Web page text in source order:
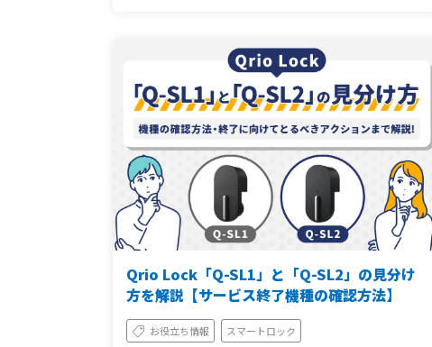
Qrio Lock「Q-SL1」と「Q-SL2」の見分け
方を解説【サービス終了機種の確認方法】
お役立ち情報 スマートロック